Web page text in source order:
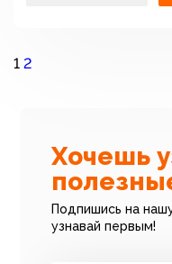
1 2
Хочешь
Подпишись на
узнавай первым!